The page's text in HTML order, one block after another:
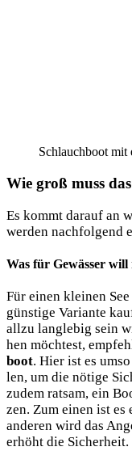
Schlauch­boot mit
Wie groß muss
Es kommt dar­auf an
wer­den nach­fol­gend
Was für Gewässer will
Für einen klei­nen
güns­ti­ge Vari­an­te
all­zu lang­le­big sein
hen möch­test,
boot. Hier ist es
len, um die nöti­ge
zudem rat­sam, ein
zen. Zum einen ist es
ande­ren wird das
erhöht die Sicherheit.